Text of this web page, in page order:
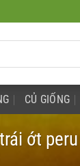
CỦ GIỐNG
ớt